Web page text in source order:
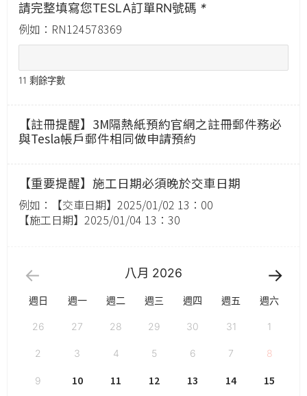
請完整填寫您TESLA訂單RN號碼 *
例如：RN124578369
11 剩餘字數
【註冊提醒】3M隔熱紙預約官網之註冊郵件務必
與Tesla帳戶郵件相同做申請預約
【重要提醒】施工日期必須晚於交車日期
例如：【交車日期】2025/01/02 13：00
【施工日期】2025/01/04 13：30
八月 2026
週日 週一 週二 週三 週四 週五 週六
26 27 28 29 30 31 1
2 3 4 5 6 7 8
9 10 11 12 13 14 15